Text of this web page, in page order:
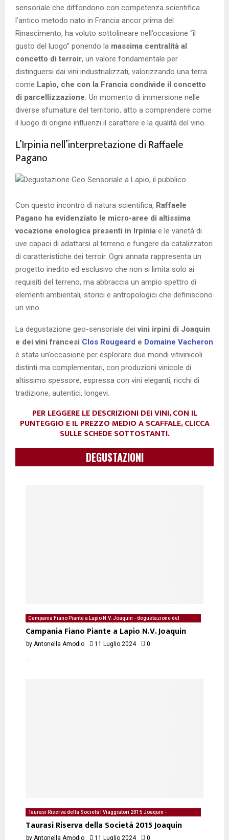
sensoriale che diffondono con competenza scientifica
l’antico metodo nato in Francia ancor prima del
Rinascimento, ha voluto sottolineare nell’occasione “il
gusto del luogo” ponendo la massima centralità al
concetto di terroir, un valore fondamentale per
distinguersi dai vini industrializzati, valorizzando una terra
come Lapìo, che con la Francia condivide il concetto
di parcellizzazione. Un momento di immersione nelle
diverse sfumature del territorio, atto a comprendere come
il luogo di origine influenzi il carattere e la qualità del vino.
L’Irpinia nell’interpretazione di Raffaele
Pagano
Con questo incontro di natura scientifica, Raffaele
Pagano ha evidenziato le micro-aree di altissima
vocazione enologica presenti in Irpinia e le varietà di
uve capaci di adattarsi al terreno e fungere da catalizzatori
di caratteristiche dei terroir. Ogni annata rappresenta un
progetto inedito ed esclusivo che non si limita solo ai
requisiti del terreno, ma abbraccia un ampio spettro di
elementi ambientali, storici e antropologici che definiscono
un vino.
La degustazione geo-sensoriale deivini irpini di Joaquin
e dei vini francesi Clos Rougeard e Domaine Vacheron
è stata un’occasione per esplorare due mondi vitivinicoli
distinti ma complementari, con produzioni vinicole di
altissimo spessore, espressa con vini eleganti, ricchi di
tradizione, autentici, longevi.
PER LEGGERE LE DESCRIZIONI DEI VINI, CON IL
PUNTEGGIO E IL PREZZO MEDIO A SCAFFALE, CLICCA
SULLE SCHEDE SOTTOSTANTI.
DEGUSTAZIONI
Campania Fiano Piante a Lapìo N.V. Joaquin - degustazione del
Campania Fiano Piante a Lapìo N.V. Joaquin
by Antonella Amodio 11 Luglio 2024 0
Taurasi Riserva della Società I Viaggiatori 2015 Joaquin -
Taurasi Riserva della Società 2015 Joaquin
by Antonella Amodio 11 Luglio 2024 0